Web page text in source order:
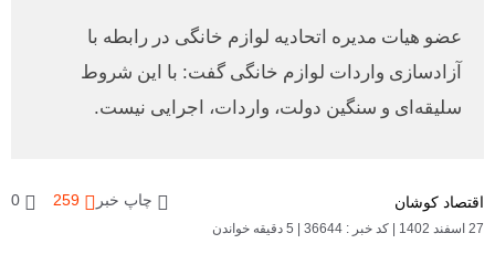
عضو هیات مدیره اتحادیه لوازم خانگی در رابطه با
آزادسازی واردات لوازم خانگی گفت: با این شروط
سلیقه‌ای و سنگین دولت، واردات، اجرایی نیست.
اقتصاد کوشان
27 اسفند 1402 | کد خبر : 36644 | 5 دقیقه خواندن
چاپ خبر 259
0